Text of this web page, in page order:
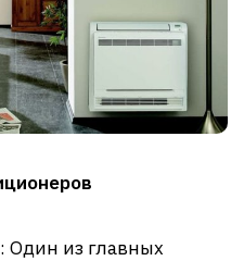
: Один из главных